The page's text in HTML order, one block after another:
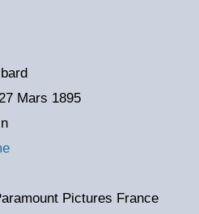
27 Mars 1895
Pictures France